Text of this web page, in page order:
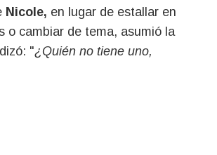
Nicole, en lugar de estallar en
o cambiar de tema, asumió la
"¿Quién no tiene uno,